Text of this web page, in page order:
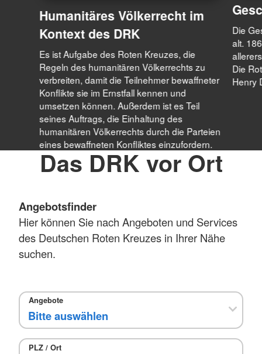
Humanitäres Völkerrecht im
Kontext des DRK
Es ist Aufgabe des Roten Kreuzes, die
Regeln des humanitären Völkerrechts zu
verbreiten, damit die Teilnehmer bewaffneter
Konflikte sie im Ernstfall kennen und
umsetzen können. Außerdem ist es Teil
seines Auftrags, die Einhaltung des
humanitären Völkerrechts durch die Parteien
eines bewaffneten Konfliktes einzufordern.
Die
alt.
Die
Henry
Das DRK vor Ort
Angebotsfinder
Hier können Sie nach Angeboten und Services
des Deutschen Roten Kreuzes in Ihrer Nähe
suchen.
Angebote
PLZ / Ort